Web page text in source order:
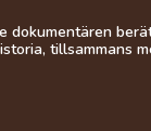
dokumentären
tillsammans